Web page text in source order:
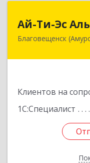
Ай-Ти-Эс
Благовещенск
Клиентов на
1С:Специалист
675000,